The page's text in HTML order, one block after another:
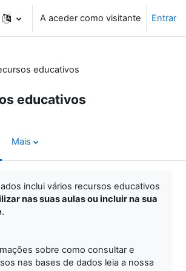
A aceder como visitante Entrar
educativos
educativos
Mais
inclui vários recursos educativos
nas suas aulas ou incluir na sua
.
sobre como consultar e
nas bases de dados leia a nossa